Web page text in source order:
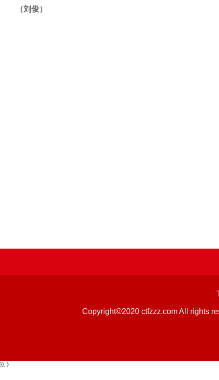
（刘俊）
Copyright©2020 ctfzzz.com All rights
}); }